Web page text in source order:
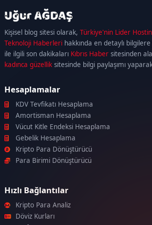
Kişisel blog sitesi olarak,Türkiye'nin Lider
Teknoloji Haberleri hakkında en detaylı
ile ilgili son dakikaları Kıbrıs Haber sitesinden
kadınca güzellik sitesinde bilgi paylaşımı
kadıköy
escortmaltepe
escortataşehir
escortümraniye
escort
Hesaplamalar
KDV Tevfikatı Hesaplama
Amortisman Hesaplama
Vücut Kitle Endeksi Hesaplama
Gebelik Hesaplama
Kripto Para Dönüştürücü
Para Birimi Dönüştürücü
Hızlı Bağlantılar
Kripto Para Analiz
Döviz Kurları